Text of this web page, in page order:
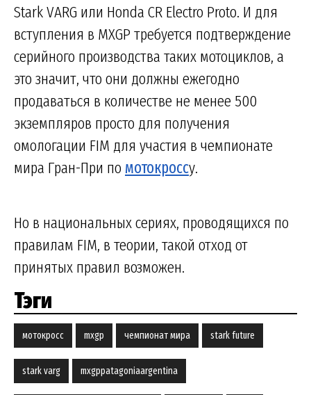
Stark VARG или Honda CR Electro Proto. И для
вступления в MXGP требуется подтверждение
серийного производства таких мотоциклов, а
это значит, что они должны ежегодно
продаваться в количестве не менее 500
экземпляров просто для получения
омологации FIM для участия в чемпионате
мира Гран-При по мотокроссу.
Но в национальных сериях, проводящихся по
правилам FIM, в теории, такой отход от
принятых правил возможен.
Тэги
мотокросс mxgp чемпионат мира stark future
stark varg mxgppatagoniaargentina